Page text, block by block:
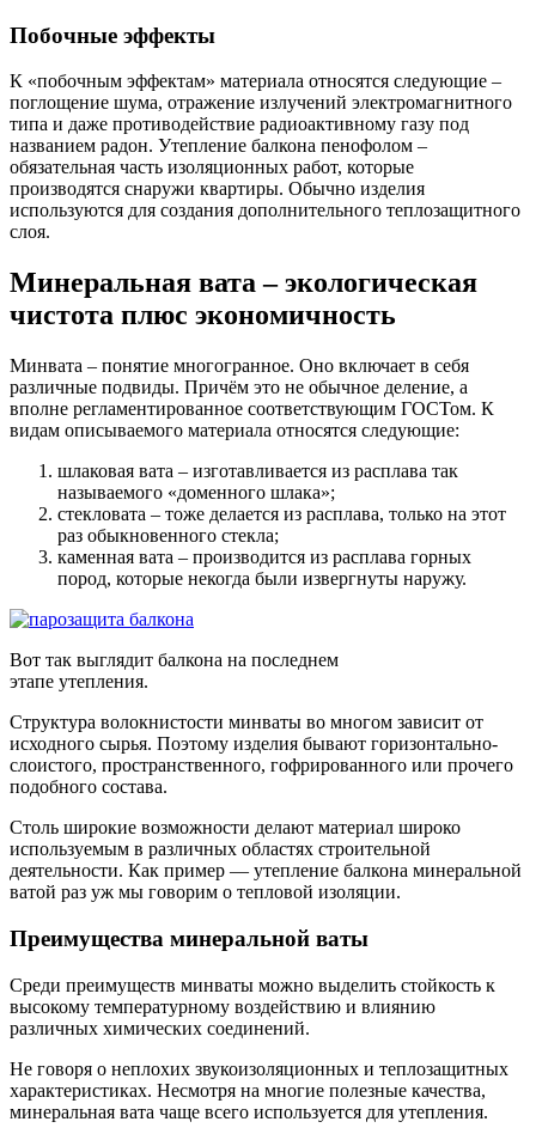
Побочные эффекты
К «побочным эффектам» материала относятся следующие –
поглощение шума, отражение излучений электромагнитного
типа и даже противодействие радиоактивному газу под
названием радон. Утепление балкона пенофолом –
обязательная часть изоляционных работ, которые
производятся снаружи квартиры. Обычно изделия
используются для создания дополнительного теплозащитного
слоя.
Минеральная вата – экологическая
чистота плюс экономичность
Минвата – понятие многогранное. Оно включает в себя
различные подвиды. Причём это не обычное деление, а
вполне регламентированное соответствующим ГОСТом. К
видам описываемого материала относятся следующие:
шлаковая вата – изготавливается из расплава так
называемого «доменного шлака»;
стекловата – тоже делается из расплава, только на этот
раз обыкновенного стекла;
каменная вата – производится из расплава горных
пород, которые некогда были извергнуты наружу.
Вот так выглядит балкона на последнем
этапе утепления.
Структура волокнистости минваты во многом зависит от
исходного сырья. Поэтому изделия бывают горизонтально-
слоистого, пространственного, гофрированного или прочего
подобного состава.
Столь широкие возможности делают материал широко
используемым в различных областях строительной
деятельности. Как пример — утепление балкона минеральной
ватой раз уж мы говорим о тепловой изоляции.
Преимущества минеральной ваты
Среди преимуществ минваты можно выделить стойкость к
высокому температурному воздействию и влиянию
различных химических соединений.
Не говоря о неплохих звукоизоляционных и теплозащитных
характеристиках. Несмотря на многие полезные качества,
минеральная вата чаще всего используется для утепления.